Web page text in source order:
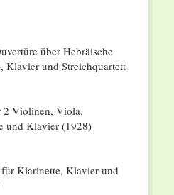
über Hebräische
Klavier und Streichquartett
2 Violinen, Viola,
und Klavier (1928)
für Klarinette, Klavier und